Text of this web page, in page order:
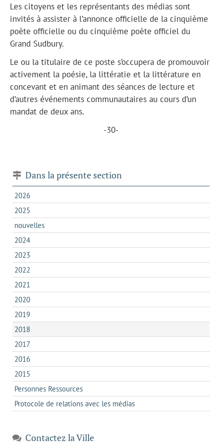
Les citoyens et les représentants des médias sont
invités à assister à l’annonce officielle de la cinquième
poète officielle ou du cinquième poète officiel du
Grand Sudbury.
Le ou la titulaire de ce poste s’occupera de promouvoir
activement la poésie, la littératie et la littérature en
concevant et en animant des séances de lecture et
d’autres événements communautaires au cours d’un
mandat de deux ans.
-30-
Dans la présente section
2026
2025
nouvelles
2024
2023
2022
2021
2020
2019
2018
2017
2016
2015
Personnes Ressources
Protocole de relations avec les médias
Contactez la Ville